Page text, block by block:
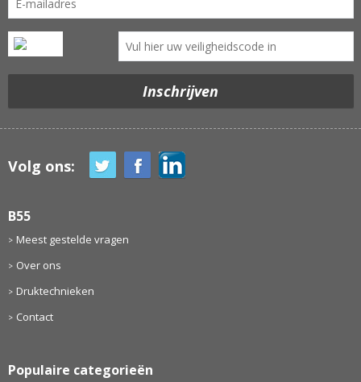
Volg ons:
B55
Meest gestelde vragen
Over ons
Druktechnieken
Contact
Populaire categorieën